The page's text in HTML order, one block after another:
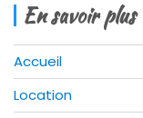
En savoir plus
Accueil
Location